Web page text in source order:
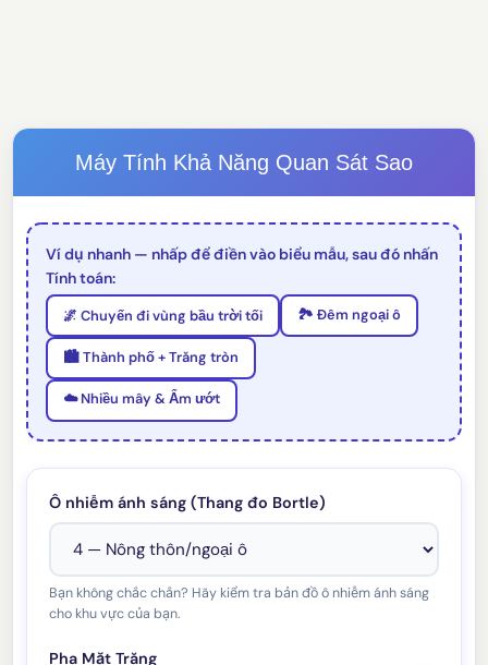
Máy Tính Khả Năng Quan Sát Sao
Ví dụ nhanh — nhấp để điền vào biểu mẫu, sau đó nhấn
Tính toán:
🌌 Chuyến đi vùng bầu trời tối 🏞️ Đêm ngoại ô
🏙️ Thành phố + Trăng tròn
☁️ Nhiều mây & Ẩm ướt
Ô nhiễm ánh sáng (Thang đo Bortle)
Bạn không chắc chắn? Hãy kiểm tra bản đồ ô nhiễm ánh sáng
cho khu vực của bạn.
Pha Mặt Trăng